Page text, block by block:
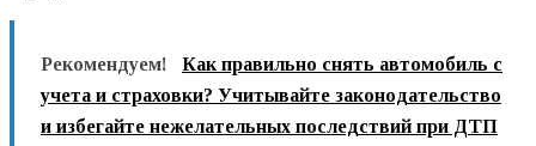
Рекомендуем!
Как правильно снять автомобиль с
учета и страховки? Учитывайте законодательство
и избегайте нежелательных последствий при ДТП